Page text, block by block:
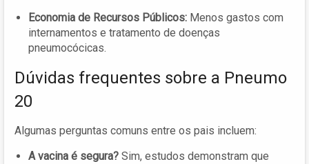
Economia de Recursos Públicos: Menos gastos com
internamentos e tratamento de doenças
pneumocócicas.
Dúvidas frequentes sobre a Pneumo
20
Algumas perguntas comuns entre os pais incluem:
A vacina é segura? Sim, estudos demonstram que